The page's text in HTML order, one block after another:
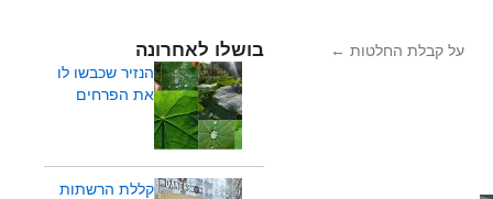
על קבלת החלטות ← בושלו לאחרונה
הנזיר שכבשו לו
את הפרחים
קללת הרשתות